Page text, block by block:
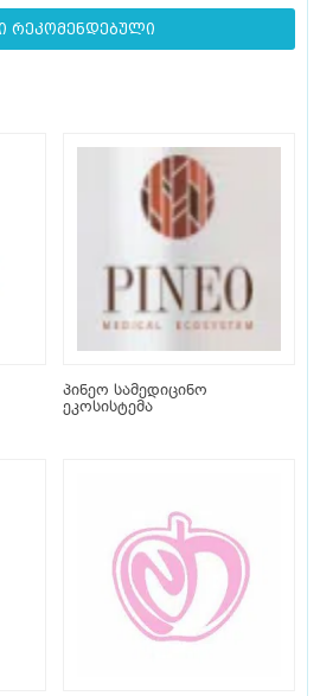
რეკომენდებული
პინეო სამედიცინო
ეკოსისტემა